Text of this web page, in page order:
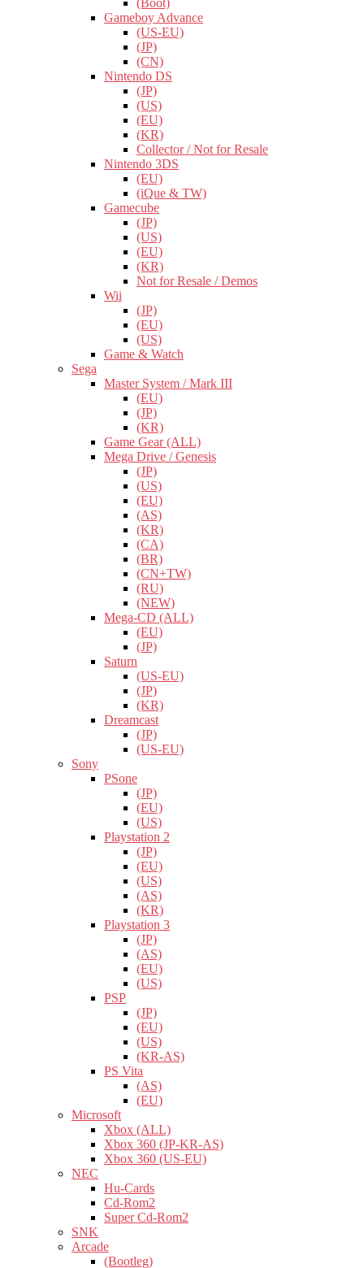
(Boot)
Gameboy Advance
(US-EU)
(JP)
(CN)
Nintendo DS
(JP)
(US)
(EU)
(KR)
Collector / Not for Resale
Nintendo 3DS
(EU)
(iQue & TW)
Gamecube
(JP)
(US)
(EU)
(KR)
Not for Resale / Demos
Wii
(JP)
(EU)
(US)
Game & Watch
Sega
Master System / Mark III
(EU)
(JP)
(KR)
Game Gear (ALL)
Mega Drive / Genesis
(JP)
(US)
(EU)
(AS)
(KR)
(CA)
(BR)
(CN+TW)
(RU)
(NEW)
Mega-CD (ALL)
(EU)
(JP)
Saturn
(US-EU)
(JP)
(KR)
Dreamcast
(JP)
(US-EU)
Sony
PSone
(JP)
(EU)
(US)
Playstation 2
(JP)
(EU)
(US)
(AS)
(KR)
Playstation 3
(JP)
(AS)
(EU)
(US)
PSP
(JP)
(EU)
(US)
(KR-AS)
PS Vita
(AS)
(EU)
Microsoft
Xbox (ALL)
Xbox 360 (JP-KR-AS)
Xbox 360 (US-EU)
NEC
Hu-Cards
Cd-Rom2
Super Cd-Rom2
SNK
Arcade
(Bootleg)